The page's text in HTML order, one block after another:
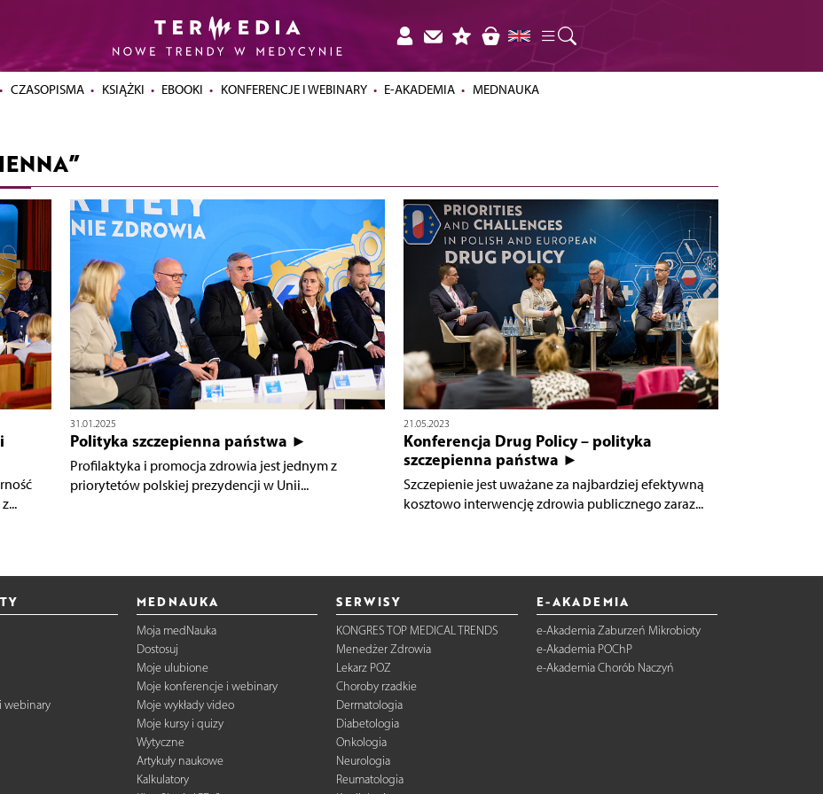
CZASOPISMA KSIĄŻKI EBOOKI KONFERENCJE I WEBINARY E-AKADEMIA MEDNAUKA
31.01.2025
Polityka szczepienna państwa ►
Profilaktyka i promocja zdrowia jest jednym z
priorytetów polskiej prezydencji w Unii...
21.05.2023
Konferencja Drug Policy – polityka
szczepienna państwa ►
Szczepienie jest uważane za najbardziej efektywną
kosztowo interwencję zdrowia publicznego zaraz...
webinary
MEDNAUKA
Moja medNauka
Dostosuj
Moje ulubione
Moje konferencje i webinary
Moje wykłady video
Moje kursy i quizy
Wytyczne
Artykuły naukowe
Kalkulatory
SERWISY
KONGRES TOP MEDICAL TRENDS
Menedżer Zdrowia
Lekarz POZ
Choroby rzadkie
Dermatologia
Diabetologia
Onkologia
Neurologia
Reumatologia
E-AKADEMIA
e-Akademia Zaburzeń Mikrobioty
e-Akademia POChP
e-Akademia Chorób Naczyń